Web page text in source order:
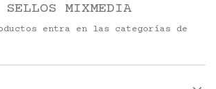
MIXMEDIA
entra en las categorías de